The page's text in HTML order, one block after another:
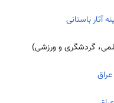
آثار باستانی
گردشگری و ورزشی)